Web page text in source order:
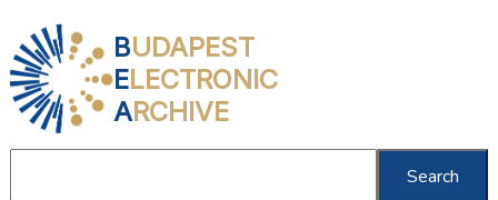
BUDAPEST
ELECTRONIC
ARCHIVE
Search